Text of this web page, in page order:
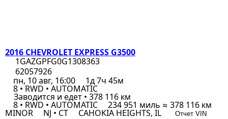
2016 CHEVROLET EXPRESS G3500
1GAZGPFG0G1308363
62057926
пн, 10 авг, 16:00
1д 7ч 45м
8 • RWD • AUTOMATIC
Заводится и едет • 378 116 км
8 • RWD • AUTOMATIC 234 951 миль ≈ 378 116 км
MINOR NJ • CT CAHOKIA HEIGHTS, IL Отчет VIN